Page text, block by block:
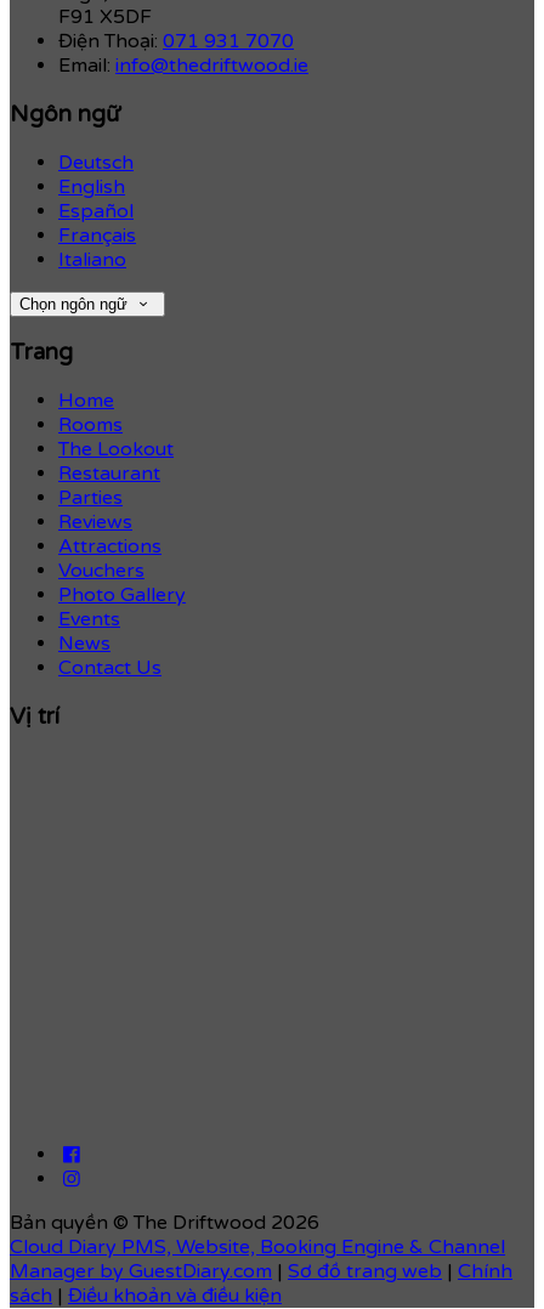
F91 X5DF
Điện Thoại: 071 931 7070
Email: info@thedriftwood.ie
Ngôn ngữ
Deutsch
English
Español
Français
Italiano
Chọn ngôn ngữ
Trang
Home
Rooms
The Lookout
Restaurant
Parties
Reviews
Attractions
Vouchers
Photo Gallery
Events
News
Contact Us
Vị trí
Bản quyền © The Driftwood 2026
Cloud Diary PMS, Website, Booking Engine & Channel
Manager by GuestDiary.com | Sơ đồ trang web | Chính
sách | Điều khoản và điều kiện